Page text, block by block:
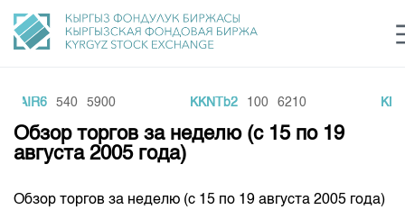
Финансовый рынок KG login Рус Кыр
MAIR6 540 5900 KKNTb2 100 6210
Обзор торгов за неделю (с 15 по 19
августа 2005 года)
Обзор торгов за неделю (с 15 по 19 августа 2005 года)